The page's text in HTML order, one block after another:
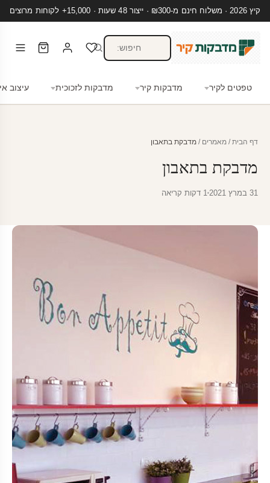
קיץ 2026 · משלוח חינם מ-₪300 · ייצור 48 שעות · 15,000+ לקוחות מרוצים
טפטים לקיר מדבקות קיר מדבקות לזכוכית עיצוב
דף הבית / מאמרים / מדבקת בתאבון
מדבקת בתאבון
31 במרץ 2021 1 דקות קריאה